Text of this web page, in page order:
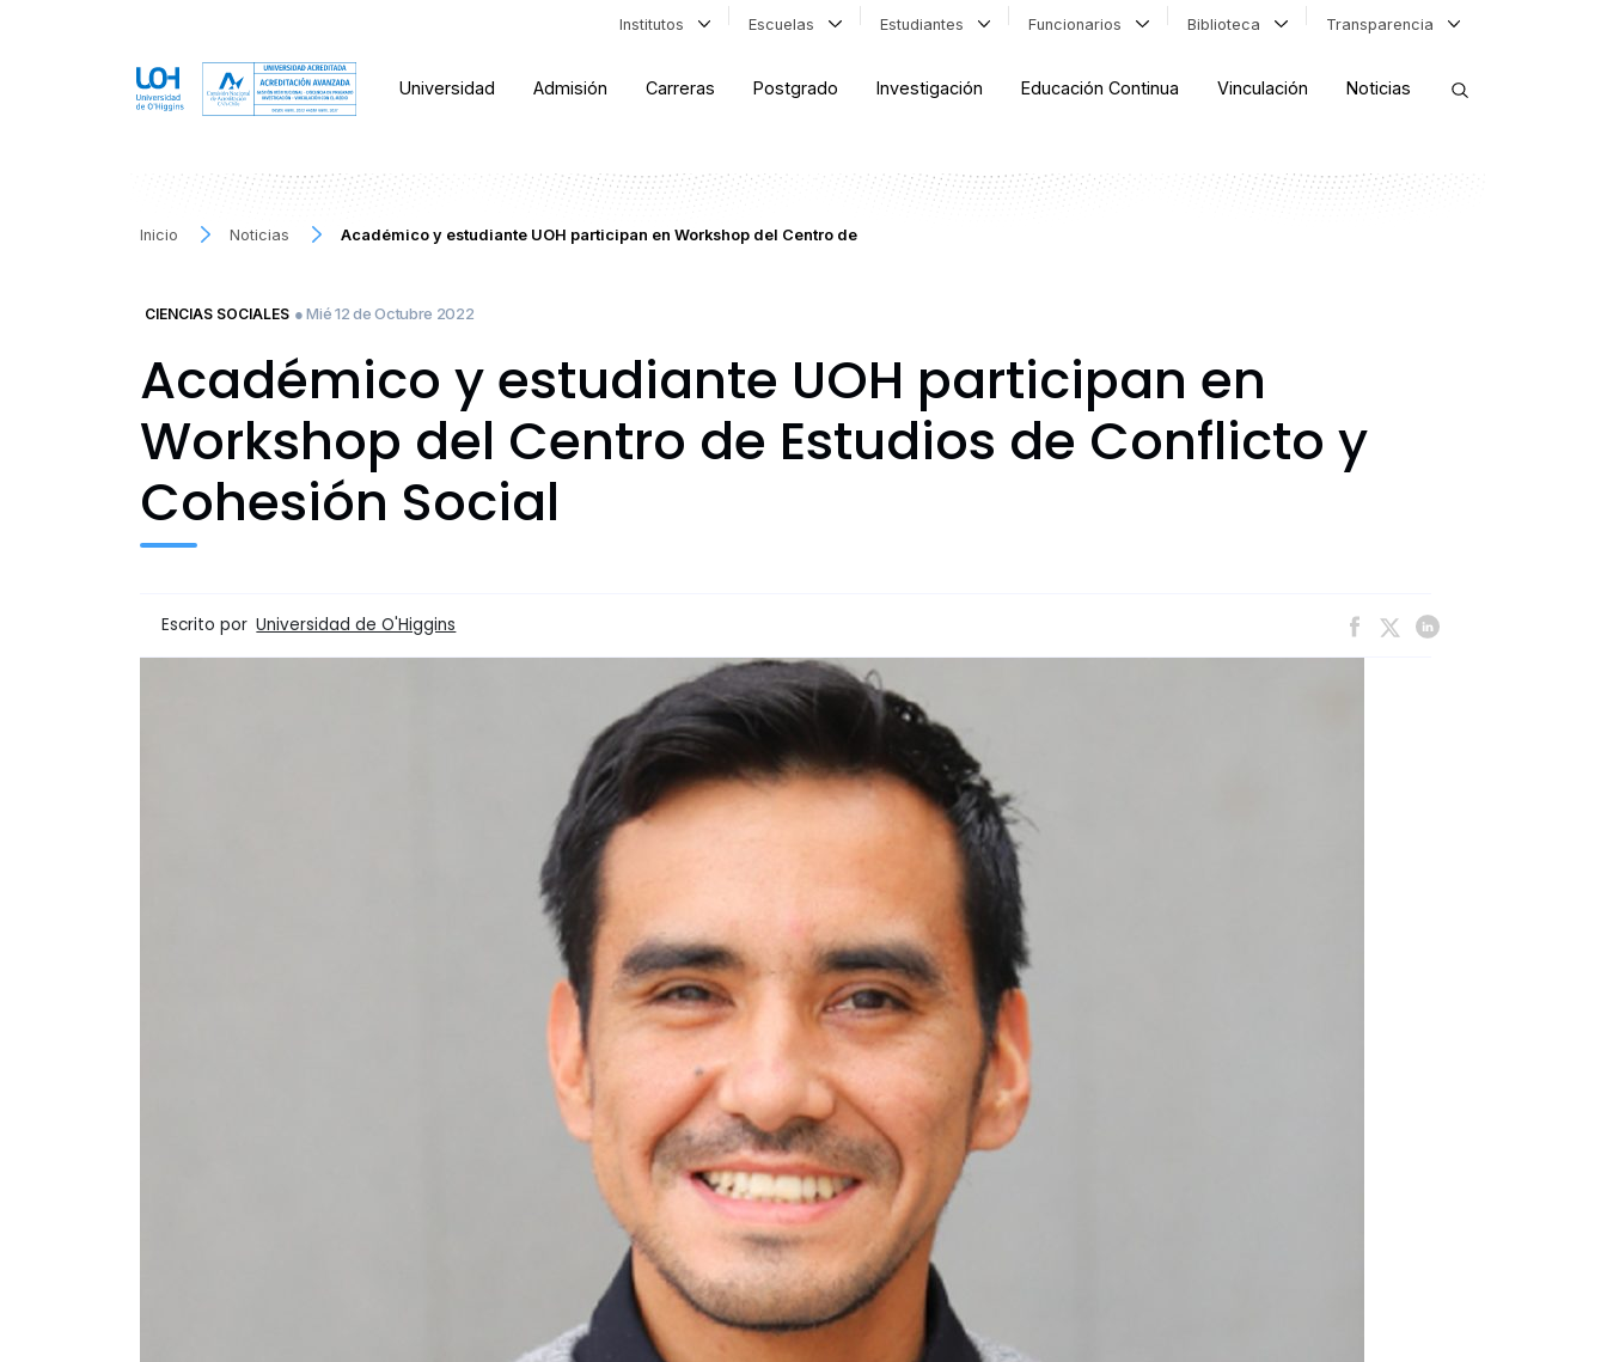
Institutos Escuelas Estudiantes Funcionarios Biblioteca Transparencia
Universidad Admisión Carreras Postgrado Investigación Educación Continua Vinculación Noticias
Inicio Noticias Académico y estudiante UOH participan en Workshop del Centro de
CIENCIAS SOCIALES ● Mié 12 de Octubre 2022
Académico y estudiante UOH participan en
Workshop del Centro de Estudios de Conflicto y
Cohesión Social
Escrito por Universidad de O'Higgins